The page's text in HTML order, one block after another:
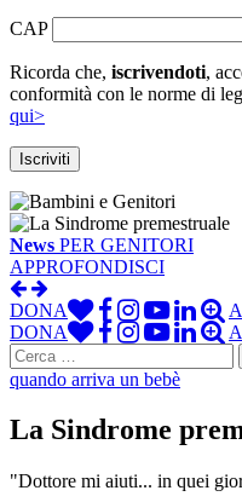
CAP
Ricorda che, iscrivendoti,
conformità con le norme di
qui>
News PER GENITORI
APPROFONDISCI
DONA
DONA
Ricerca
per:
quando arriva un bebè
La Sindrome
"Dottore mi aiuti... in quei